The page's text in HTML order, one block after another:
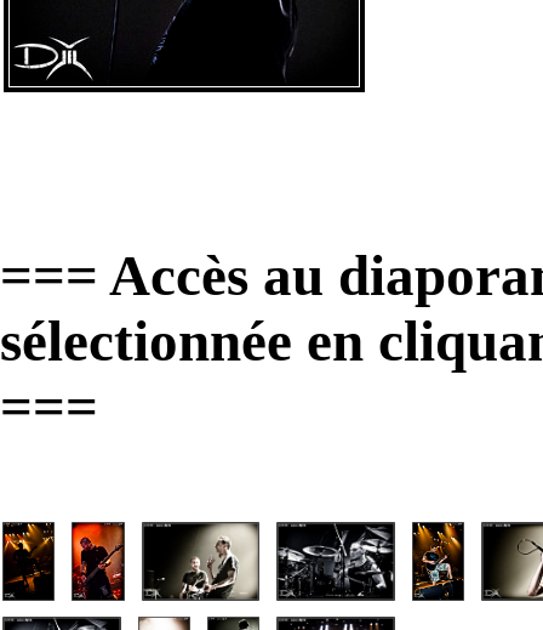
=== Accès au
sélectionnée en
===